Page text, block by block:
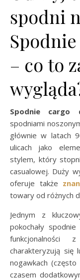
spodni
– co to
Spodnie cargo
spodniami
głównie w latach
ulicach jako
stylem, który
casualowej. Duży
oferuje także
towary od różnych
Jednym z
pokochały
charakteryzują się
nogawkach
czasem